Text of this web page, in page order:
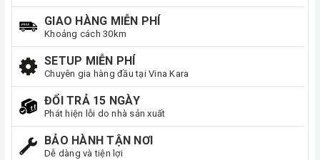
GIAO HÀNG MIỄN PHÍ
Khoảng cách 30km
SETUP MIỄN PHÍ
Chuyên gia hàng đầu tại Vina Kara
ĐỔI TRẢ 15 NGÀY
Phát hiện lỗi do nhà sản xuất
BẢO HÀNH TẬN NƠI
Dễ dàng và tiện lợi